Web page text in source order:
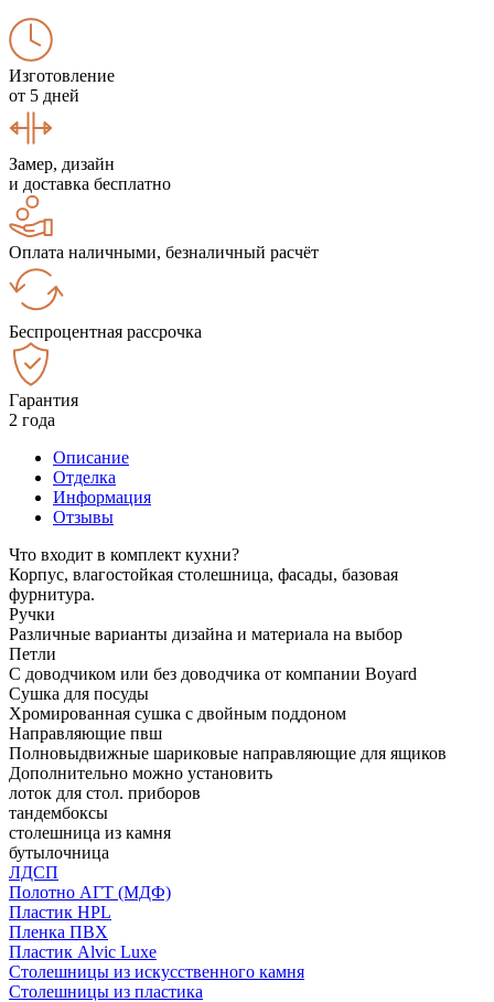
Изготовление
от 5 дней
Замер, дизайн
и доставка бесплатно
Оплата наличными, безналичный расчёт
Беспроцентная рассрочка
Гарантия
2 года
Описание
Отделка
Информация
Отзывы
Что входит в комплект кухни?
Корпус, влагостойкая столешница, фасады, базовая
фурнитура.
Ручки
Различные варианты дизайна и материала на выбор
Петли
С доводчиком или без доводчика от компании Boyard
Сушка для посуды
Хромированная сушка с двойным поддоном
Направляющие пвш
Полновыдвижные шариковые направляющие для ящиков
Дополнительно можно установить
лоток для стол. приборов
тандембоксы
столешница из камня
бутылочница
ЛДСП
Полотно АГТ (МДФ)
Пластик HPL
Пленка ПВХ
Пластик Alvic Luxe
Столешницы из искусственного камня
Столешницы из пластика